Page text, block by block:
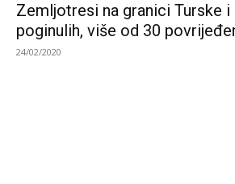
Zemljotresi na granici Turske i
poginulih, više od 30
24/02/2020